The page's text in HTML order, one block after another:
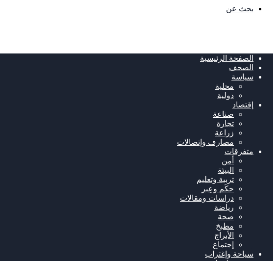
بحث عن
الصفحة الرئيسية
الصحف
سياسة
محلية
دولية
إقتصاد
صناعة
تجارة
زراعة
مصارف وإتصالات
متفرقات
أمن
البيئة
تربية وتعليم
حكَم وعِبر
دراسات ومقالات
رياضة
صحة
مطبخ
الأبراج
إجتماع
سياحة وإغتراب